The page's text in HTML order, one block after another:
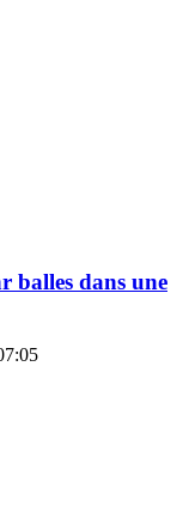
balles dans une